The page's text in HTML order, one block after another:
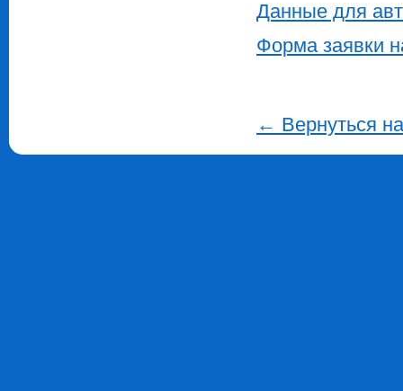
Данные для
Форма заявки
← Вернуться